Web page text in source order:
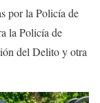
por la Policía de
la Policía de
del Delito y otra